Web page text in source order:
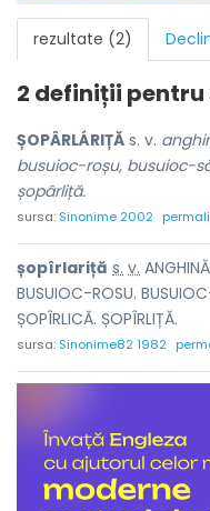
rezultate (2)
2 definiții pentru
ȘOPÂRLÁRIȚĂ s. v.
busuioc-roșu, busuioc-
șopârliță.
sursa: Sinonime 2002
șopîrlariță s. v.
BUSUIOC-ROSU.
ȘOPÎRLICĂ. ȘOPÎRLIȚĂ.
sursa: Sinonime82 1982